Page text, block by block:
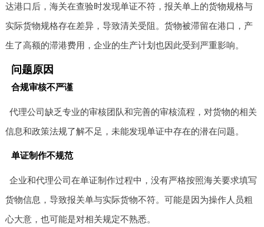
达港口后，海关在查验时发现单证不符，报关单上的货物规格与
实际货物规格存在差异，导致清关受阻。货物被滞留在港口，产
生了高额的滞港费用，企业的生产计划也因此受到严重影响。
问题原因
合规审核不严谨
代理公司缺乏专业的审核团队和完善的审核流程，对货物的相关
信息和政策法规了解不足，未能发现单证中存在的潜在问题。
单证制作不规范
企业和代理公司在单证制作过程中，没有严格按照海关要求填写
货物信息，导致报关单与实际货物不符。可能是因为操作人员粗
心大意，也可能是对相关规定不熟悉。